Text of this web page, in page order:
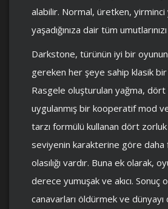
alabilir. Normal, üretken, yirminci
yaşadığınıza dair tüm
Darkstone, türünün iyi bir
gereken her şeye sahip klasik bir
Rasgele oluşturulan yağma, dört
uygulanmış bir kooperatif mod
tarzı formülü kullanan dört
seviyenin karakterine göre daha
olasılığı vardır. Buna ek olarak,
derece yumuşak ve akıcı. Sonuç
canavarları öldürmek ve dünyayı